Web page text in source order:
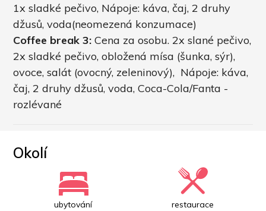
1x sladké pečivo, Nápoje: káva, čaj, 2 druhy
džusů, voda(neomezená konzumace)
Coffee break 3: Cena za osobu. 2x slané pečivo,
2x sladké pečivo, obložená mísa (šunka, sýr),
ovoce, salát (ovocný, zeleninový),  Nápoje: káva,
čaj, 2 druhy džusů, voda, Coca-Cola/Fanta -
rozlévané
Okolí
ubytování
restaurace